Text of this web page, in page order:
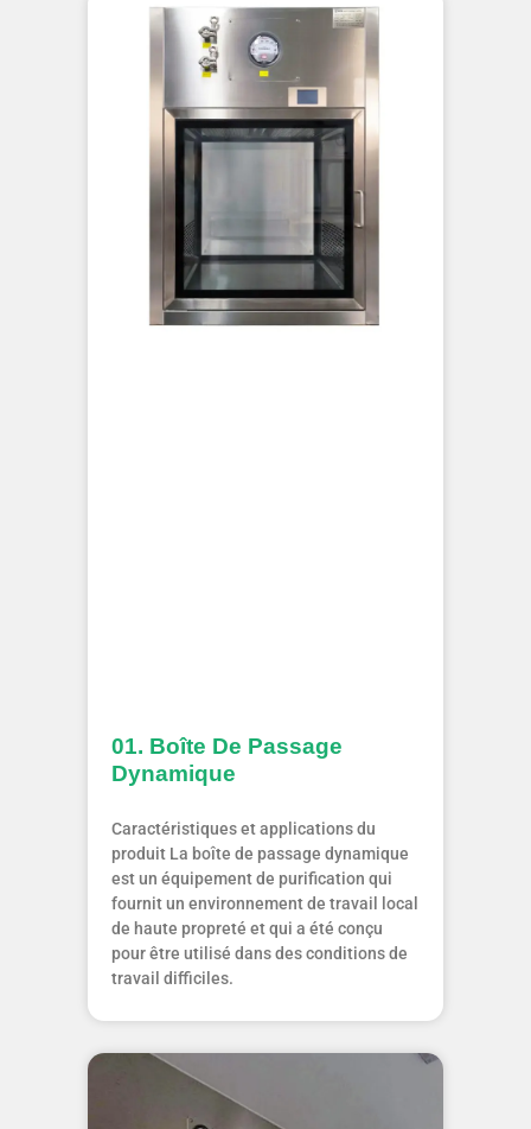
01. Boîte De Passage
Dynamique
Caractéristiques et applications du
produit La boîte de passage dynamique
est un équipement de purification qui
fournit un environnement de travail local
de haute propreté et qui a été conçu
pour être utilisé dans des conditions de
travail difficiles.